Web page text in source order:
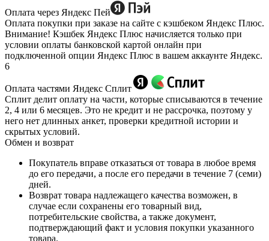
Оплата через Яндекс Пей
Оплата покупки при заказе на сайте с кэшбеком Яндекс Плюс.
Внимание! Кэшбек Яндекс Плюс начисляется только при
условии оплаты банковской картой онлайн при
подключенной опции Яндекс Плюс в вашем аккаунте Яндекс.
6
Оплата частями Яндекс Сплит
Сплит делит оплату на части, которые списываются в течение
2, 4 или 6 месяцев. Это не кредит и не рассрочка, поэтому у
него нет длинных анкет, проверки кредитной истории и
скрытых условий.
Обмен и возврат
Покупатель вправе отказаться от товара в любое время
до его передачи, а после его передачи в течение 7 (семи)
дней.
Возврат товара надлежащего качества возможен, в
случае если сохранены его товарный вид,
потребительские свойства, а также документ,
подтверждающий факт и условия покупки указанного
товара.